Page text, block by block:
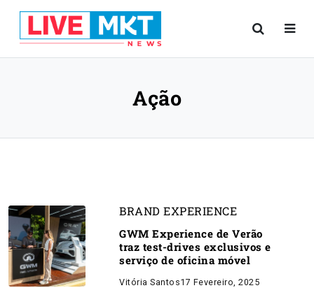
Ação
BRAND EXPERIENCE
GWM Experience de Verão
traz test-drives exclusivos e
serviço de oficina móvel
Vitória Santos17 Fevereiro, 2025